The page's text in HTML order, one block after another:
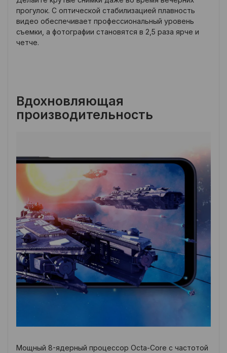
прогулок. С оптической стабилизацией плавность
видео обеспечивает профессиональный уровень
съемки, а фотографии становятся в 2,5 раза ярче и
четче.
Вдохновляющая
производительность
Мощный 8-ядерный процессор Octa-Core с частотой